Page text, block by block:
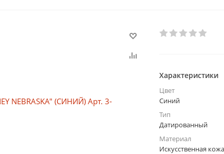
Характеристики
Цвет
Синий
Тип
Датированный
Материал
Искусственная кожа